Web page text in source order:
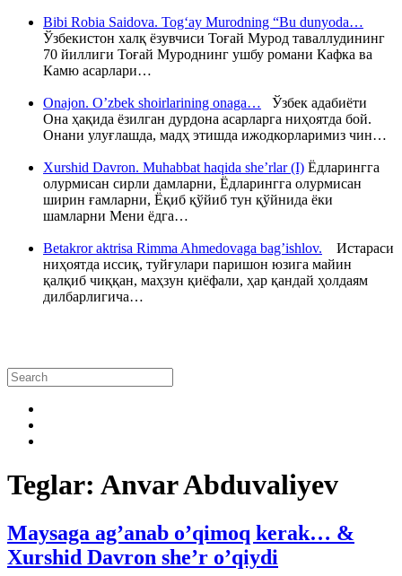
Bibi Robia Saidova. Tog‘ay Murodning “Bu dunyoda…
Ўзбекистон халқ ёзувчиси Тоғай Мурод таваллудининг
70 йиллиги Тоғай Муроднинг ушбу романи Кафка ва
Камю асарлари…
Onajon. O’zbek shoirlarining onaga… Ўзбек адабиёти
Она ҳақида ёзилган дурдона асарларга ниҳоятда бой.
Онани улуғлашда, мадҳ этишда ижодкорларимиз чин…
Xurshid Davron. Muhabbat haqida she’rlar (I) Ёдларингга
олурмисан сирли дамларни, Ёдларингга олурмисан
ширин ғамларни, Ёқиб қўйиб тун қўйнида ёки
шамларни Мени ёдга…
Betakror aktrisa Rimma Ahmedovaga bag’ishlov. Истараси
ниҳоятда иссиқ, туйғулари паришон юзига майин
қалқиб чиққан, маҳзун қиёфали, ҳар қандай ҳолдаям
дилбарлигича…
Teglar: Anvar Abduvaliyev
Maysaga ag’anab o’qimoq kerak… &
Xurshid Davron she’r o’qiydi